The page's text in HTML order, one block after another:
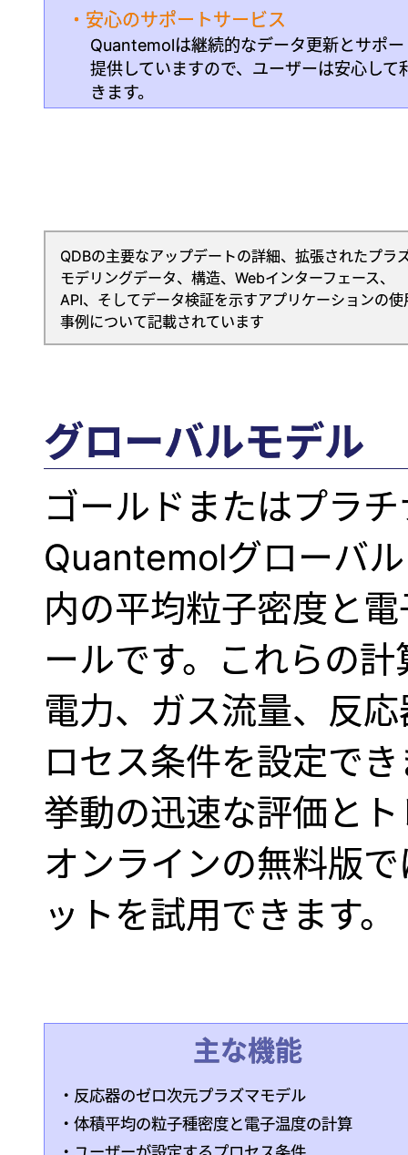
・安心のサポートサービス
Quantemolは継続的なデータ更新とサポー
提供していますので、ユーザーは安心して
きます。
QDBの主要なアップデートの詳細、拡張されたプラ
モデリングデータ、構造、Webインターフェース、
API、そしてデータ検証を示すアプリケーションの使
事例について記載されています
グローバルモデル
ゴールドまたはプラ
Quantemolグローバ
内の平均粒子密度と
ールです。これらの
電力、ガス流量、反
ロセス条件を設定で
挙動の迅速な評価と
オンラインの無料版
ットを試用できます。
主な機能
・反応器のゼロ次元プラズマモデル
・体積平均の粒子種密度と電子温度の計算